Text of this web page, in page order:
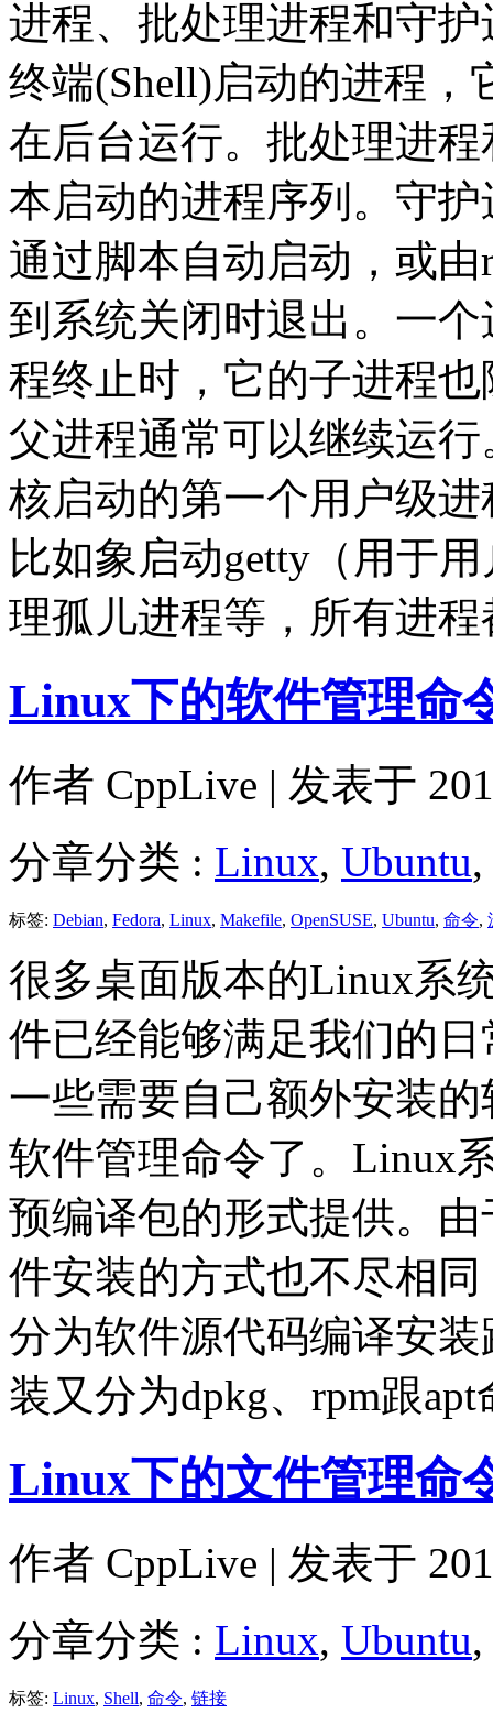
进程、批处理进程和守
终端(Shell)启动的进程
在后台运行。批处理进
本启动的进程序列。守
通过脚本自动启动，或
到系统关闭时退出。一
程终止时，它的子进程
父进程通常可以继续运
核启动的第一个用户级
比如象启动getty（用于
理孤儿进程等，所有进
Linux下的软件管理命
作者 CppLive | 发表于
分章分类 : Linux, Ubuntu,
标签: Debian, Fedora, Linux, Makefile, OpenSUSE, Ubuntu, 命令,
很多桌面版本的Linux系
件已经能够满足我们的
一些需要自己额外安装
软件管理命令了。Linux
预编译包的形式提供。
件安装的方式也不尽相
分为软件源代码编译安
装又分为dpkg、rpm跟
Linux下的文件管理命
作者 CppLive | 发表于
分章分类 : Linux, Ubuntu,
标签: Linux, Shell, 命令, 链接